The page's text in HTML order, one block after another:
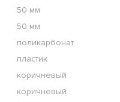
50 мм
50 мм
поликарбонат
пластик
коричневый
коричневый